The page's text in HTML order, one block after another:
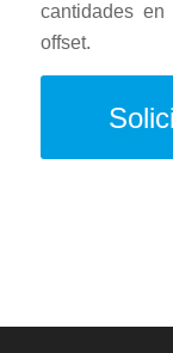
cantidades
offset.